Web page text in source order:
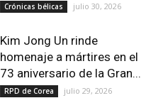
Crónicas bélicas julio 30, 2026
Kim Jong Un rinde
homenaje a mártires en el
73 aniversario de la Gran...
RPD de Corea julio 29, 2026